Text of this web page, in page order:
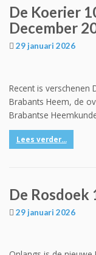
De Koerier
December
29 januari 2026
Recent is verschenen
Brabants Heem, de
Brabantse
Lees verder...
De Rosdoek
29 januari 2026